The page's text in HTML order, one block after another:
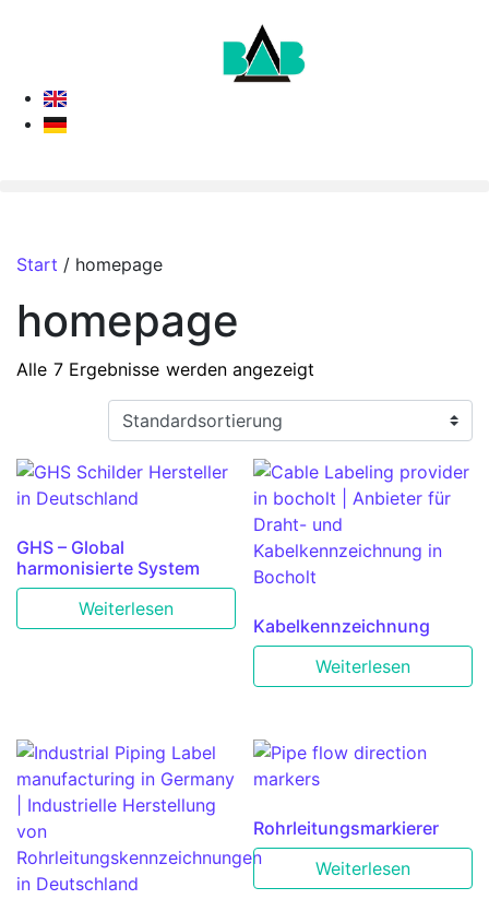
Start / homepage
homepage
Alle 7 Ergebnisse werden angezeigt
GHS – Global
harmonisierte System
Weiterlesen
Kabelkennzeichnung
Weiterlesen
Rohrleitungsmarkierer
Weiterlesen